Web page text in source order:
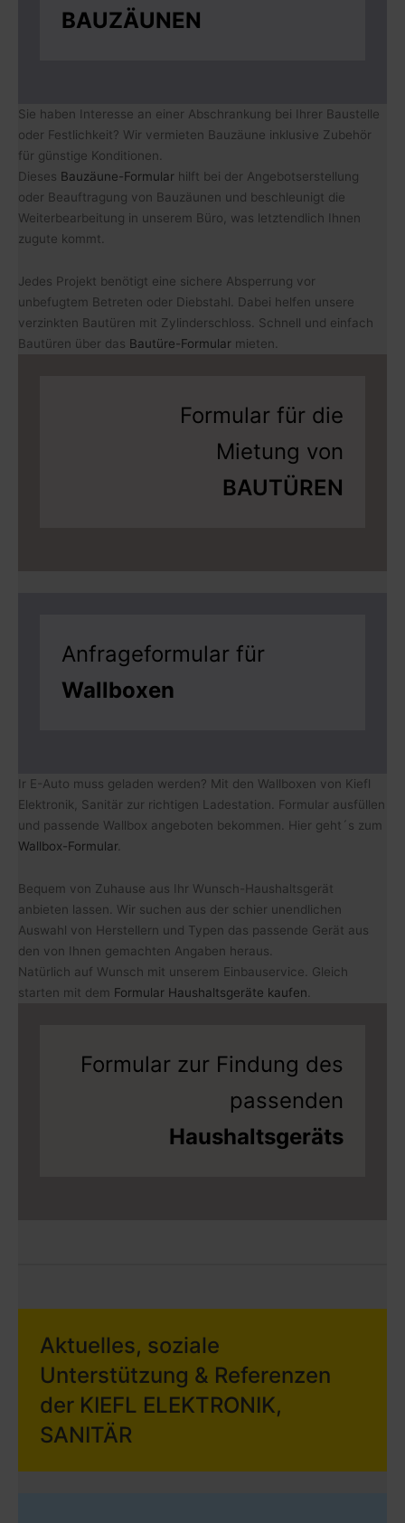
BAUZÄUNEN
Sie haben Interesse an einer Abschrankung bei Ihrer Baustelle
oder Festlichkeit? Wir vermieten Bauzäune inklusive Zubehör
für günstige Konditionen.
Dieses Bauzäune-Formular hilft bei der Angebotserstellung
oder Beauftragung von Bauzäunen und beschleunigt die
Weiterbearbeitung in unserem Büro, was letztendlich Ihnen
zugute kommt.
Jedes Projekt benötigt eine sichere Absperrung vor
unbefugtem Betreten oder Diebstahl. Dabei helfen unsere
verzinkten Bautüren mit Zylinderschloss. Schnell und einfach
Bautüren über das Bautüre-Formular mieten.
Formular für die
Mietung von
BAUTÜREN
Anfrageformular für
Wallboxen
Ir E-Auto muss geladen werden? Mit den Wallboxen von Kiefl
Elektronik, Sanitär zur richtigen Ladestation. Formular ausfüllen
und passende Wallbox angeboten bekommen. Hier geht´s zum
Wallbox-Formular
Bequem von Zuhause aus Ihr Wunsch-Haushaltsgerät
anbieten lassen. Wir suchen aus der schier unendlichen
Auswahl von Herstellern und Typen das passende Gerät aus
den von Ihnen gemachten Angaben heraus.
Natürlich auf Wunsch mit unserem Einbauservice. Gleich
starten mit dem Formular Haushaltsgeräte kaufen
Formular zur Findung des
passenden
Haushaltsgeräts
Aktuelles, soziale
Unterstützung & Referenzen
der KIEFL ELEKTRONIK,
SANITÄR